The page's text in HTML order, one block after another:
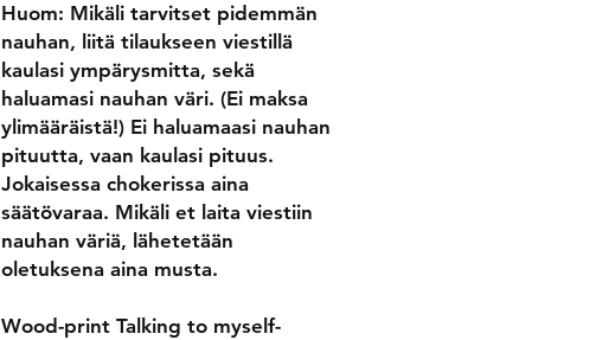
Huom: Mikäli tarvitset pidemmän
nauhan, liitä tilaukseen viestillä
kaulasi ympärysmitta, sekä
haluamasi nauhan väri. (Ei maksa
ylimääräistä!) Ei haluamaasi nauhan
pituutta, vaan kaulasi pituus.
Jokaisessa chokerissa aina
säätövaraa. Mikäli et laita viestiin
nauhan väriä, lähetetään
oletuksena aina musta.
Wood-print Talking to myself-